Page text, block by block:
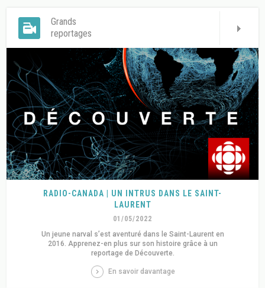
Grands
reportages
RADIO-CANADA | UN INTRUS DANS LE SAINT-
LAURENT
01/05/2022
Un jeune narval s’est aventuré dans le Saint-Laurent en
2016. Apprenez-en plus sur son histoire grâce à un
reportage de Découverte.
En savoir davantage